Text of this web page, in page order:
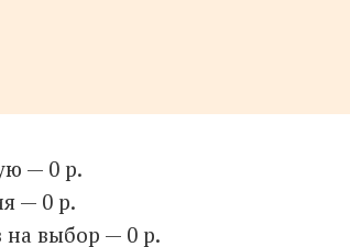
— 0 р.
— 0 р.
на выбор — 0 р.